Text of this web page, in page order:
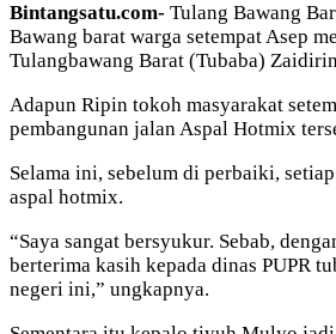
Bintangsatu.com- Tulang Bawang
Bawang barat warga setempat Asep
Tulangbawang Barat (Tubaba)
Adapun Ripin tokoh masyarakat
pembangunan jalan Aspal Hotmix
Selama ini, sebelum di perbaiki,
aspal hotmix.
“Saya sangat bersyukur. Sebab,
berterima kasih kepada dinas PUPR
negeri ini,” ungkapnya.